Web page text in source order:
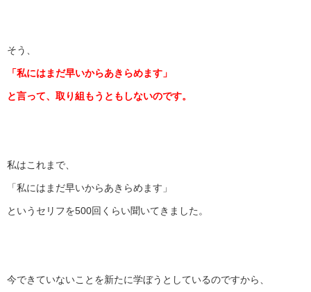
そう、
「私にはまだ早いからあきらめます」
と言って、取り組もうともしないのです。
私はこれまで、
「私にはまだ早いからあきらめます」
というセリフを500回くらい聞いてきました。
今できていないことを新たに学ぼうとしているのですから、